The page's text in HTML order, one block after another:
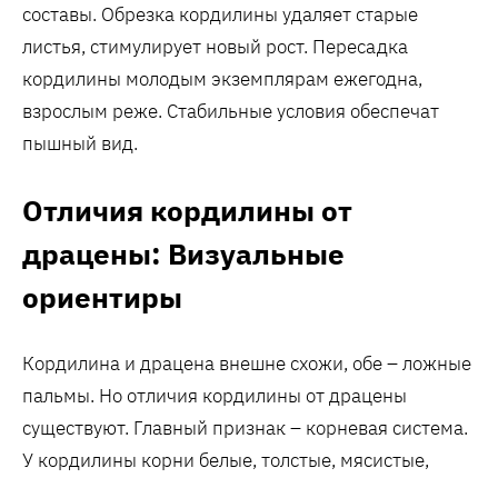
составы. Обрезка кордилины удаляет старые
листья, стимулирует новый рост. Пересадка
кордилины молодым экземплярам ежегодна,
взрослым реже. Стабильные условия обеспечат
пышный вид.
Отличия кордилины от
драцены: Визуальные
ориентиры
Кордилина и драцена внешне схожи, обе – ложные
пальмы. Но отличия кордилины от драцены
существуют. Главный признак – корневая система.
У кордилины корни белые, толстые, мясистые,